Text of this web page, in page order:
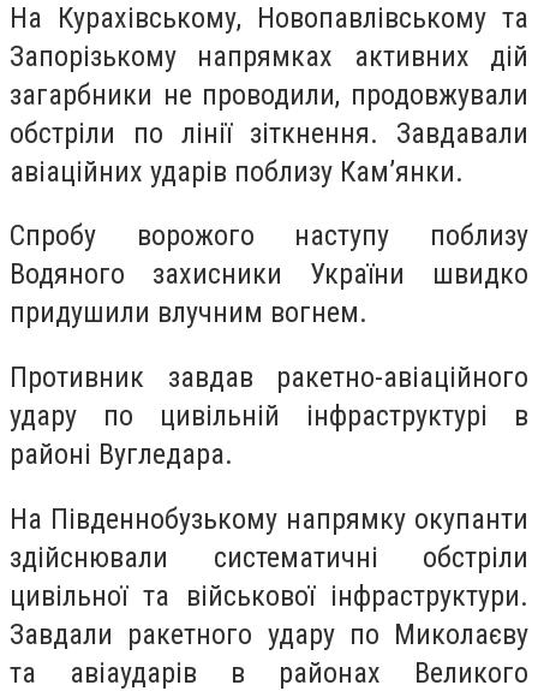
На Курахівському, Новопавлівському та
Запорізькому напрямках активних дій
загарбники не проводили, продовжували
обстріли по лінії зіткнення. Завдавали
авіаційних ударів поблизу Кам’янки.
Спробу ворожого наступу поблизу
Водяного захисники України швидко
придушили влучним вогнем.
Противник завдав ракетно-авіаційного
удару по цивільній інфраструктурі в
районі Вугледара.
На Південнобузькому напрямку окупанти
здійснювали систематичні обстріли
цивільної та військової інфраструктури.
Завдали ракетного удару по Миколаєву
та авіаударів в районах Великого